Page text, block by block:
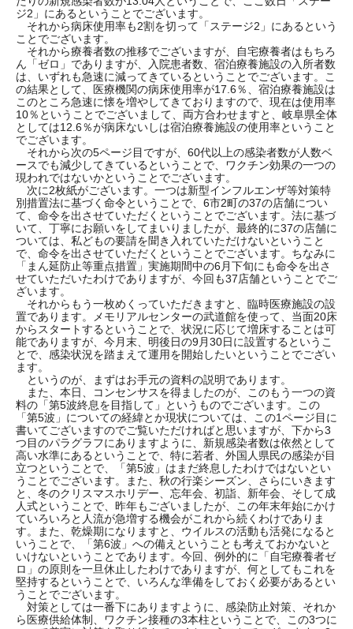
ジ2」にあるということでございます。
それから病床使用率も2割を切って「ステージ2」にあるという
ことでございます。
それから療養者数の推移でございますが、自宅療養者はもちろ
ん「ゼロ」でありますが、入院患者数、宿泊療養施設の入所者数
は、いずれも急速に減ってきているということでございます。こ
の結果として、医療機関の病床使用率が17.6％、宿泊療養施設は
このところ急速に懐を増やしてきておりますので、現在は使用率
10％ということでございまして、両方合わせますと、岐阜県全体
としては12.6％が病床ないしは宿泊療養施設の使用率ということ
でございます。
それから次の5ページ目ですが、60代以上の感染者数が人数ベ
ースでも減少してきているということで、ワクチン効果の一つの
現われではないかということでございます。
次に2枚紙がございます。一つは新型インフルエンザ等対策特
別措置法に基づく命令ということで、6市2町の37の店舗につい
て、命令を出させていただくということでございます。法に基づ
いて、丁寧にお願いをしてまいりましたが、最終的に37の店舗に
ついては、私どもの要請を聞き入れていただけないということ
で、命令を出させていただくということでございます。ちなみに
「まん延防止等重点措置」実施期間中の6月下旬にも命令を出さ
せていただいたわけでありますが、今回も37店舗ということでご
ざいます。
それからもう一枚めくっていただきますと、臨時医療施設の設
置であります。メモリアルセンターの武道館を使って、当面20床
からスタートするということで、状況に応じて増床することは可
能でありますが、今月末、明後日の9月30日に設置するというこ
とで、感染状況を踏まえて運用を開始したいということでござい
ます。
というのが、まずはお手元の資料の説明であります。
また、本日、コンセンサスを得ましたのが、このもう一つの資
料の「第5波終息を目指して」というものでございます。この
「第5波」についての経緯とか現状については、この1ページ目に
書いてございますのでご覧いただければと思いますが、下から3
つ目のパラグラフにありますように、新規感染者数は依然として
高い水準にあるということで、特に若者、外国人県民の感染が目
立つということで、「第5波」はまだ終息したわけではないとい
うことでございます。また、秋の行楽シーズン、さらにいきます
と、冬のクリスマスホリデー、忘年会、初詣、新年会、そして成
人式ということで、昨年もございましたが、この年末年始にかけ
ていろいろと人流が急増する機会がこれから続くわけでありま
す。また、乾燥期になりますと、ウイルスの活動も活発になると
いうことで、「第6波」への備えということも考えておかないと
いけないということであります。今回、例外的に「自宅療養者ゼ
ロ」の原則を一旦休止したわけでありますが、何としてもこれを
堅持するということで、いろんな準備をしておく必要があるとい
うことでございます。
対策としては一番下にありますように、感染防止対策、それか
ら医療供給体制、ワクチン接種の3本柱ということで、この3つに